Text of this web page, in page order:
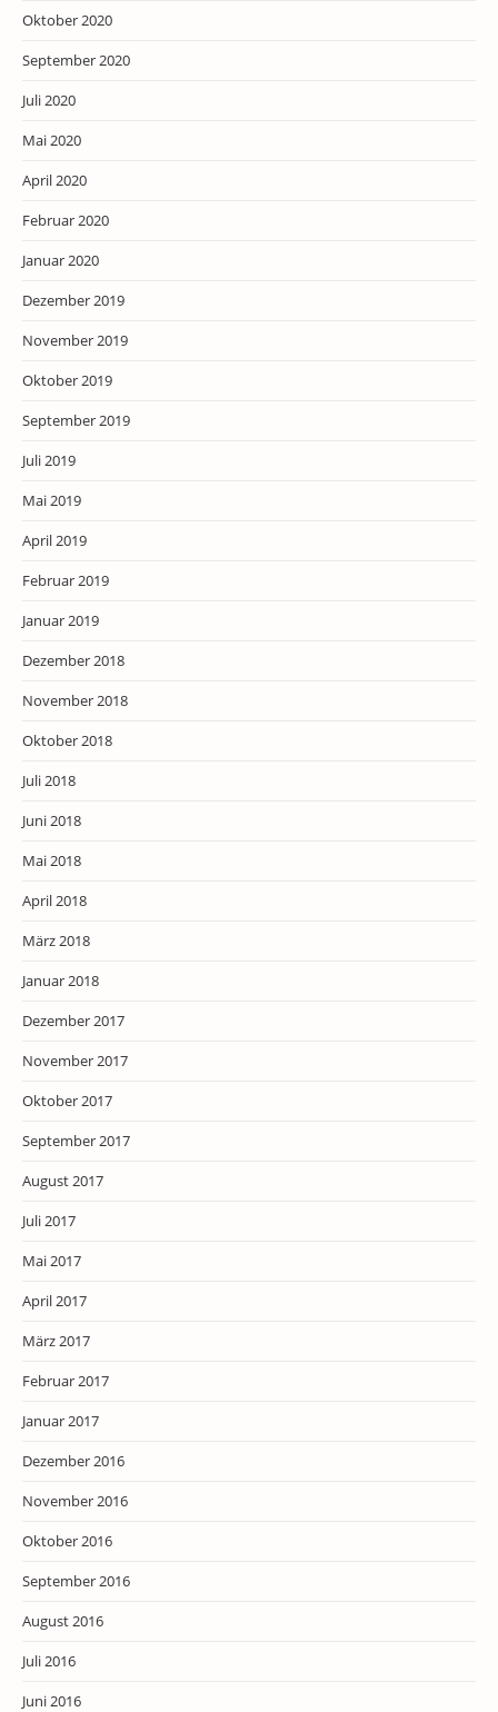
Oktober 2020
September 2020
Juli 2020
Mai 2020
April 2020
Februar 2020
Januar 2020
Dezember 2019
November 2019
Oktober 2019
September 2019
Juli 2019
Mai 2019
April 2019
Februar 2019
Januar 2019
Dezember 2018
November 2018
Oktober 2018
Juli 2018
Juni 2018
Mai 2018
April 2018
März 2018
Januar 2018
Dezember 2017
November 2017
Oktober 2017
September 2017
August 2017
Juli 2017
Mai 2017
April 2017
März 2017
Februar 2017
Januar 2017
Dezember 2016
November 2016
Oktober 2016
September 2016
August 2016
Juli 2016
Juni 2016